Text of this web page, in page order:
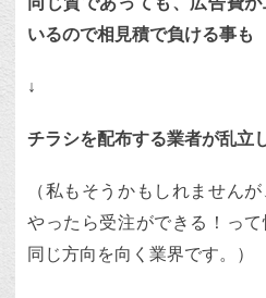
いるので相見積で負ける事も
↓
チラシを配布する業者が乱立
（私もそうかもしれません
やったら受注ができる！っ
同じ方向を向く業界です。）